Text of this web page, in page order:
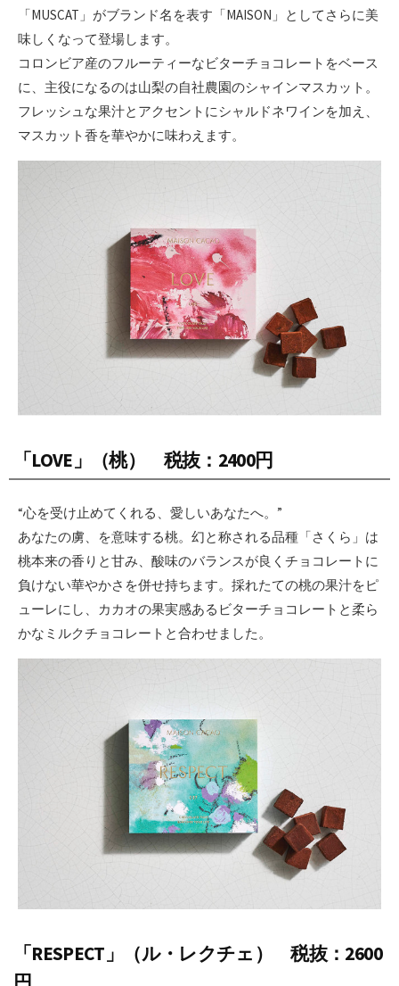
「MUSCAT」がブランド名を表す「MAISON」としてさらに美
味しくなって登場します。
コロンビア産のフルーティーなビターチョコレートをベース
に、主役になるのは山梨の自社農園のシャインマスカット。
フレッシュな果汁とアクセントにシャルドネワインを加え、
マスカット香を華やかに味わえます。
「LOVE」（桃） 税抜：2400円
“心を受け止めてくれる、愛しいあなたへ。”
あなたの虜、を意味する桃。幻と称される品種「さくら」は
桃本来の香りと甘み、酸味のバランスが良くチョコレートに
負けない華やかさを併せ持ちます。採れたての桃の果汁をピ
ューレにし、カカオの果実感あるビターチョコレートと柔ら
かなミルクチョコレートと合わせました。
「RESPECT」（ル・レクチェ） 税抜：2600